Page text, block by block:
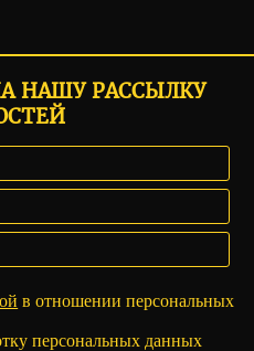
НАШУ РАССЫЛКУ
в отношении персональных
персональных данных